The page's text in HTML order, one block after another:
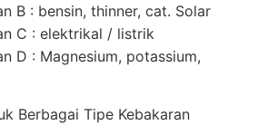
B : bensin, thinner, cat. Solar
C : elektrikal / listrik
D : Magnesium, potassium,
Berbagai Tipe Kebakaran